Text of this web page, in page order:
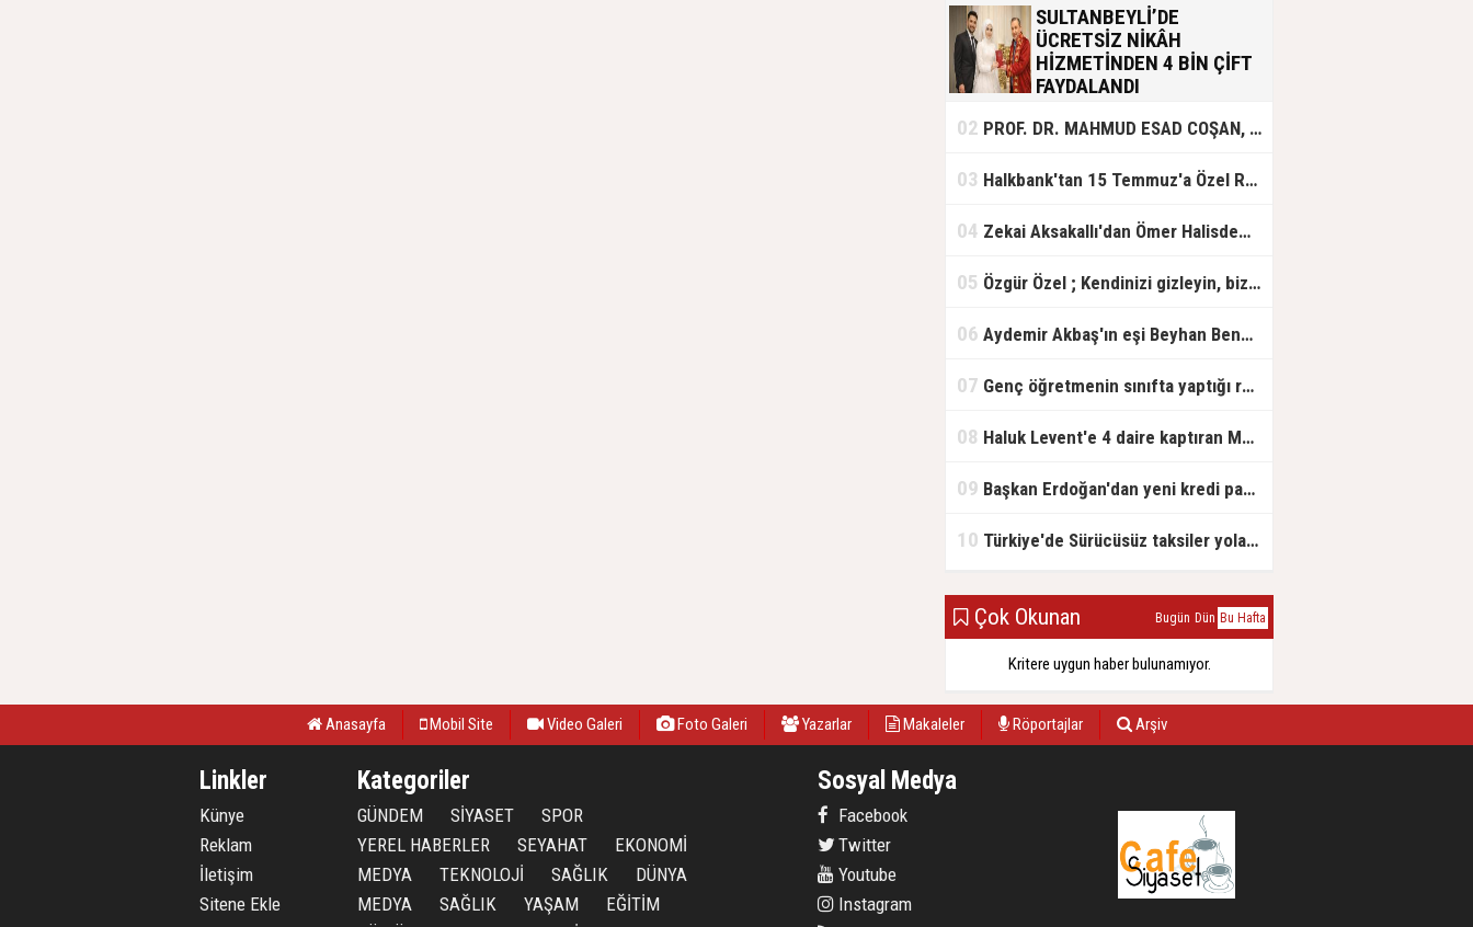
SULTANBEYLİ’DE
ÜCRETSİZ NİKÂH
HİZMETİNDEN 4 BİN ÇİFT
FAYDALANDI
olan gençlere destek amacıyla
başlattığı ücretsiz nikâh hizmetini
başlattıklarını belirten Sultanbeyli
ücretsiz hizmet vermenin
02 PROF. DR. MAHMUD ESAD COŞAN, DOĞUMUNUN HİCRÎ 91. YILINDA ELAZIĞ'DA YÂD EDİLECEK
03 Halkbank'tan 15 Temmuz'a Özel Reklam Filmi: "İrade Bizim, Zafer Bizim"
04 Zekai Aksakallı'dan Ömer Halisdemir'e 'vefa' ziyareti!
05 Özgür Özel ; Kendinizi gizleyin, bizden işaret bekleyin
06 Aydemir Akbaş'ın eşi Beyhan Benek Akbaş hayatını kaybetti
07 Genç öğretmenin sınıfta yaptığı rezil paylaşım
08 Haluk Levent'e 4 daire kaptıran Müteahhit soluğu savcılıkta aldı
09 Başkan Erdoğan'dan yeni kredi paketi müjdesi: 6 ay geri ödemesiz, 36 ay vadeli
10 Türkiye'de Sürücüsüz taksiler yola çıkmaya hazırlanıyor
Çok Okunan Bugün Dün Bu Hafta
Kritere uygun haber bulunamıyor.
Anasayfa Mobil Site Video Galeri Foto Galeri Yazarlar Makaleler Röportajlar Arşiv
Linkler
Künye
Reklam
İletişim
Sitene Ekle
Kategoriler
GÜNDEM SİYASET
SPOR
YEREL HABERLER
SEYAHAT
EKONOMİ
MEDYA
TEKNOLOJİ SAĞLIK
DÜNYA
MEDYA
SAĞLIK YAŞAM
EĞİTİM
Sosyal Medya
Facebook
Twitter
Youtube
Instagram